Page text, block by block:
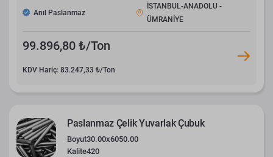
Anıl Paslanmaz
İSTANBUL-ANADOLU -
ÜMRANİYE
99.896,80 ₺/Ton
KDV Hariç: 83.247,33 ₺/Ton
Paslanmaz Çelik Yuvarlak Çubuk
Boyut30.00x6050.00
Kalite420